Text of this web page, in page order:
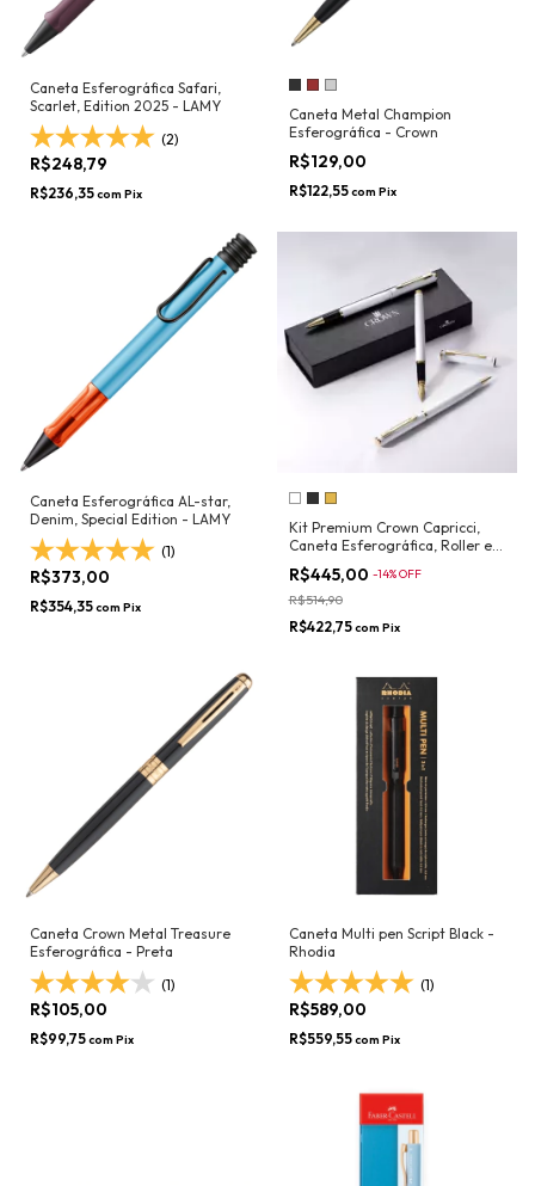
Caneta Esferográfica Safari,
Scarlet, Edition 2025 - LAMY
(2)
R$248,79
R$236,35com Pix
Caneta Metal Champion
Esferográfica - Crown
R$129,00
R$122,55com Pix
Caneta Esferográfica AL-star,
Denim, Special Edition - LAMY
(1)
R$373,00
R$354,35com Pix
Kit Premium Crown Capricci,
Caneta Esferográfica, Roller e
Tinteiro - Crown
R$445,00 -14%OFF
R$514,90
R$422,75com Pix
Caneta Crown Metal Treasure
Esferográfica - Preta
(1)
R$105,00
R$99,75com Pix
Caneta Multi pen Script Black -
Rhodia
(1)
R$589,00
R$559,55com Pix